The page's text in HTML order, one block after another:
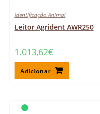
Identificação Animal
Leitor Agrident AWR250
1.013,62€
Adicionar